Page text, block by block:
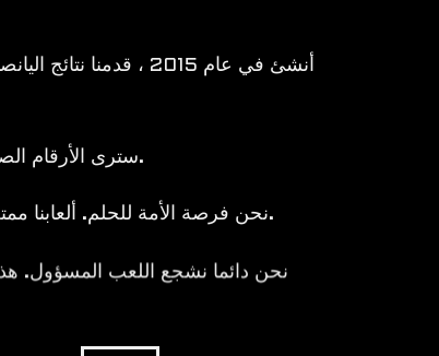
أنشئ في عام 2015 ،
نتائج اليانصيب لدينا دقيقة وحديثة ، لذلك يمكنك التأكد من أنك عندما تزور موقع Bahrainpools.com ، سترى الأرقام الصحيحة الفائزة.
نحن فرصة الأمة للحلم. ألعابنا ممتعة ومثيرة ، ويجب أن تظل كذلك دائمًا. لهذا السبب فإن رفاهية اللاعب ومستوى عالٍ وأمانة في الحمض النووي لدينا.
نحن دائما نشجع اللعب المسؤول. هذا